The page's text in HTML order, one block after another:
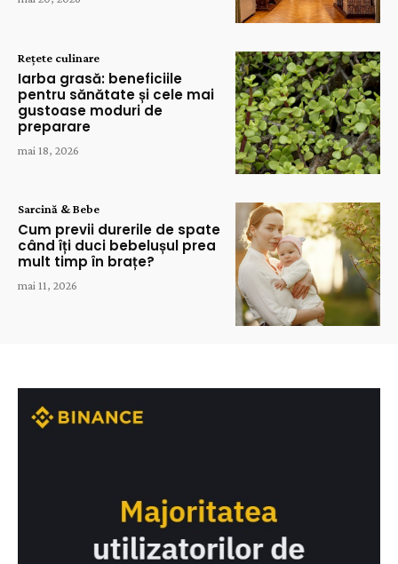
Rețete culinare
Iarba grasă: beneficiile
pentru sănătate și cele mai
gustoase moduri de
preparare
mai 18, 2026
Sarcină & Bebe
Cum previi durerile de spate
când îți duci bebelușul prea
mult timp în brațe?
mai 11, 2026